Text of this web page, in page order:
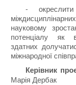
-
науковому
потенціалу як
здатних
міжнародної
Керівник
Марія Дербак